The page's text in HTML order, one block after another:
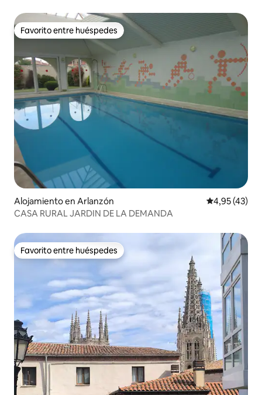
Favorito entre huéspedes
Favorito entre huéspedes
Alojamiento en Arlanzón Calificación
4,95 (43)
CASA RURAL JARDIN DE LA DEMANDA
Favorito entre huéspedes
Favorito entre huéspedes